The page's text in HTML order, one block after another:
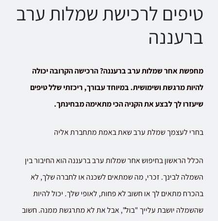
טיפים לרכישת שמלות ערב
ברעננה
מחפשת אחר שמלות ערב ברעננה? הרכישה הקרובה יכולה
להיות מרגשת ושימושית. במיוחד עבורך, ריכזתי שלל טיפים
שיעזרו לך לבצע את הקניה הכי מתאימה מבחינתך.
בחרי לעצמך שמלת ערב שאת באמת מתחברת אליה
הכלל הראשון בחיפוש אחר שמלות ערב ברעננה הוא החיבור בין
השמלה לבינך. זכרי, מה שמתאים לשכנה או לחברה שלך, לא
בהכרח מתאים לך או חשוב לא פחות, לאופי שלך. יכול להיות
שהשמלה יושבת עלייך "בול", אבל את לא מתרגשת ממנה. חשוב